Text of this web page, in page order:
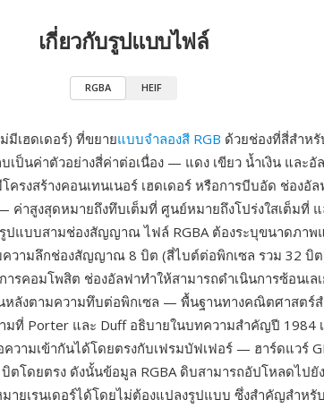
เกี่ยวกับรูปแบบไฟล์
RGBA HEIF
มีเฮดเดอร์) ที่ขยายแบบจำลองสี RGB ด้วยช่องที่สี่สำห
เป็นค่าตัวอย่างสี่ค่าต่อเนื่อง — แดง เขียว น้ำเงิน และ
รงสร้างคอนเทนเนอร์ เฮดเดอร์ หรือการบีบอัด ช่องอั
ค่าสูงสุดหมายถึงทึบเต็มที่ ศูนย์หมายถึงโปร่งใสเต็มที่ แ
รูปแบบสามช่องสัญญาณ ไฟล์ RGBA ต้องระบุขนาดภา
วามลึกช่องสัญญาณ 8 บิต (สี่ไบต์ต่อพิกเซล รวม 32 บิ
รคอมโพสิต ช่องอัลฟาทำให้สามารถดำเนินการซ้อนเล
ลังตามความทึบต่อพิกเซล — พื้นฐานทางคณิตศาสตร์
ที่ Porter และ Duff อธิบายในบทความสำคัญปี 1984
วามเข้ากันได้โดยตรงกับเฟรมบัฟเฟอร์ — ฮาร์ดแวร์
ตโดยตรง ดังนั้นข้อมูล RGBA ดิบสามารถอัปโหลดไปยั
มายเรนเดอร์ได้โดยไม่ต้องแปลงรูปแบบ ซึ่งสำคัญสำห